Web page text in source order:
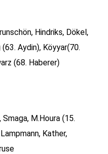
Hindriks, Dökel,
Aydin), Köyyar(70.
(68. Haberer)
M.Houra (15.
Kather,